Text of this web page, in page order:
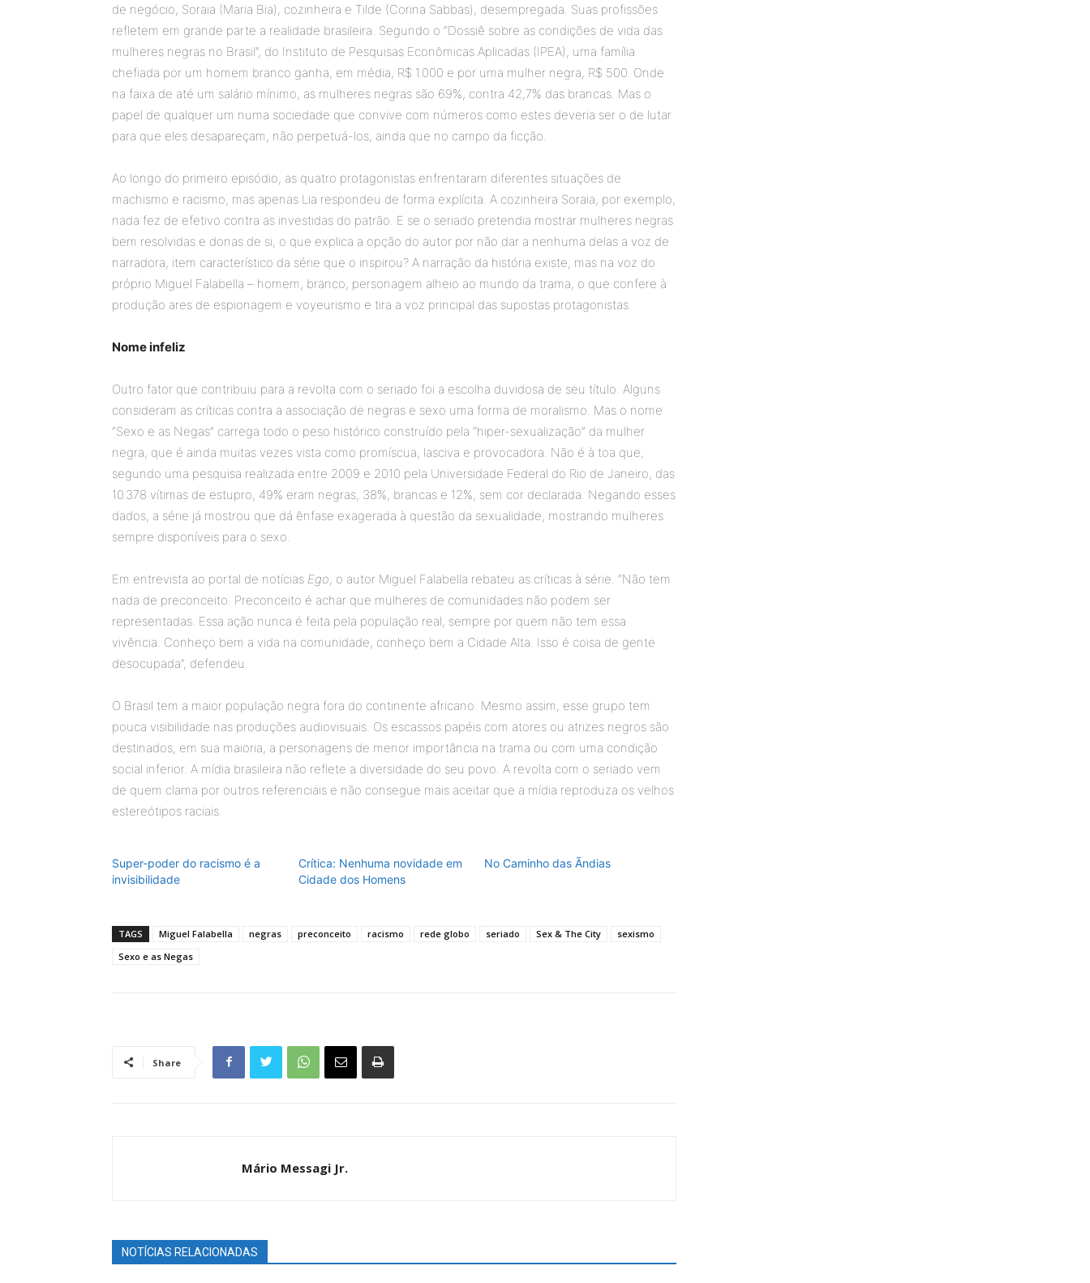
de negócio, Soraia (Maria Bia), cozinheira e Tilde (Corina Sabbas), desempregada. Suas profissões
refletem em grande parte a realidade brasileira. Segundo o “Dossiê sobre as condições de vida das
mulheres negras no Brasil”, do Instituto de Pesquisas Econômicas Aplicadas (IPEA), uma família
chefiada por um homem branco ganha, em média, R$ 1.000 e por uma mulher negra, R$ 500. Onde
na faixa de até um salário mínimo, as mulheres negras são 69%, contra 42,7% das brancas. Mas o
papel de qualquer um numa sociedade que convive com números como estes deveria ser o de lutar
para que eles desapareçam, não perpetuá-los, ainda que no campo da ficção.
Ao longo do primeiro episódio, as quatro protagonistas enfrentaram diferentes situações de
machismo e racismo, mas apenas Lia respondeu de forma explícita. A cozinheira Soraia, por exemplo,
nada fez de efetivo contra as investidas do patrão. E se o seriado pretendia mostrar mulheres negras
bem resolvidas e donas de si, o que explica a opção do autor por não dar a nenhuma delas a voz de
narradora, item característico da série que o inspirou? A narração da história existe, mas na voz do
próprio Miguel Falabella – homem, branco, personagem alheio ao mundo da trama, o que confere à
produção ares de espionagem e voyeurismo e tira a voz principal das supostas protagonistas.
Nome infeliz
Outro fator que contribuiu para a revolta com o seriado foi a escolha duvidosa de seu título. Alguns
consideram as críticas contra a associação de negras e sexo uma forma de moralismo. Mas o nome
“Sexo e as Negas” carrega todo o peso histórico construído pela “hiper-sexualização” da mulher
negra, que é ainda muitas vezes vista como promíscua, lasciva e provocadora. Não é à toa que,
segundo uma pesquisa realizada entre 2009 e 2010 pela Universidade Federal do Rio de Janeiro, das
10.378 vítimas de estupro, 49% eram negras, 38%, brancas e 12%, sem cor declarada. Negando esses
dados, a série já mostrou que dá ênfase exagerada à questão da sexualidade, mostrando mulheres
sempre disponíveis para o sexo.
Em entrevista ao portal de notícias Ego, o autor Miguel Falabella rebateu as críticas à série. “Não tem
nada de preconceito. Preconceito é achar que mulheres de comunidades não podem ser
representadas. Essa ação nunca é feita pela população real, sempre por quem não tem essa
vivência. Conheço bem a vida na comunidade, conheço bem a Cidade Alta. Isso é coisa de gente
desocupada”, defendeu.
O Brasil tem a maior população negra fora do continente africano. Mesmo assim, esse grupo tem
pouca visibilidade nas produções audiovisuais. Os escassos papéis com atores ou atrizes negros são
destinados, em sua maioria, a personagens de menor importância na trama ou com uma condição
social inferior. A mídia brasileira não reflete a diversidade do seu povo. A revolta com o seriado vem
de quem clama por outros referenciais e não consegue mais aceitar que a mídia reproduza os velhos
estereótipos raciais.
Super-poder do racismo é a
invisibilidade
Crítica: Nenhuma novidade em
Cidade dos Homens
No Caminho das Ãndias
TAGS Miguel Falabella negras preconceito racismo rede globo seriado Sex & The City
sexismo
Sexo e as Negas
Share
Mário Messagi Jr.
NOTÍCIAS RELACIONADAS